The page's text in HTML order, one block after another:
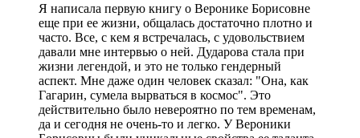
Я написала первую книгу о Веронике Борисовне
еще при ее жизни, общалась достаточно плотно и
часто. Все, с кем я встречалась, с удовольствием
давали мне интервью о ней. Дударова стала при
жизни легендой, и это не только гендерный
аспект. Мне даже один человек сказал: "Она, как
Гагарин, сумела вырваться в космос". Это
действительно было невероятно по тем временам,
да и сегодня не очень-то и легко. У Вероники